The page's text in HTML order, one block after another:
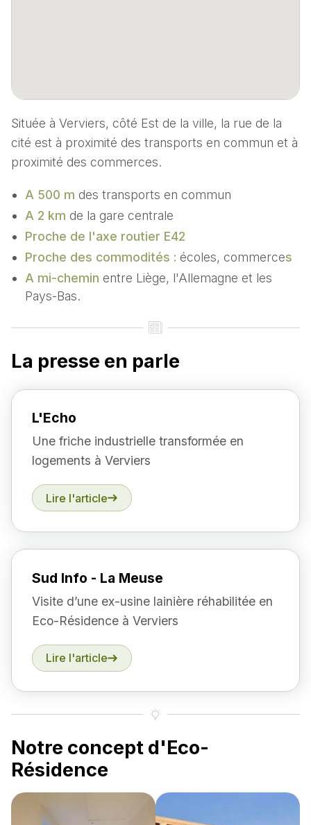
Située à Verviers, côté Est de la ville, la rue de la
cité est à proximité des transports en commun et à
proximité des commerces.
A 500 m des transports en commun
A 2 km de la gare centrale
Proche de l'axe routier E42
Proche des commodités : écoles, commerces
A mi-chemin entre Liège, l'Allemagne et les
Pays-Bas.
La presse en parle
L'Echo
Une friche industrielle transformée en
logements à Verviers
Lire l'article
Sud Info - La Meuse
Visite d’une ex-usine lainière réhabilitée en
Eco-Résidence à Verviers
Lire l'article
Notre concept d'Eco-
Résidence